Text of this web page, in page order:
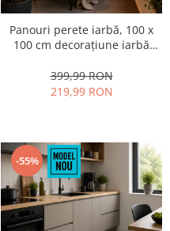
Panouri perete iarbă, 100 x
100 cm decorațiune iarbă
Bellin B017,
Balcon/Gard/Restaurat/Hotel,
399,99 RON
219,99 RON
-55%